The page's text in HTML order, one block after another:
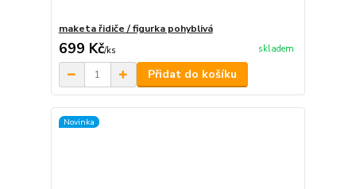
maketa řidiče / figurka pohyblivá
699 Kč/ks skladem
Přidat do košíku
Novinka